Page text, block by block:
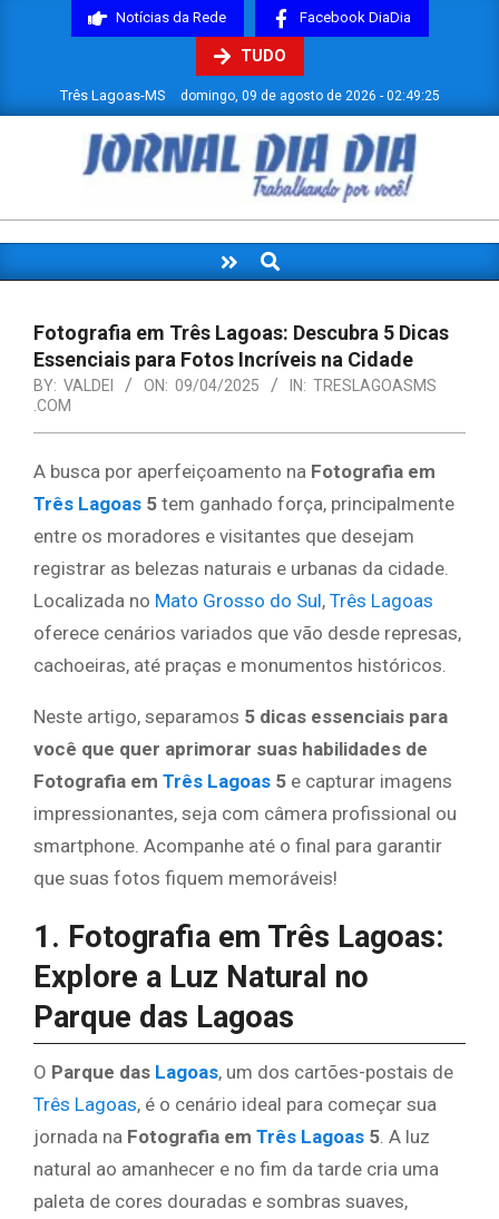
Notícias da Rede Facebook DiaDia
TUDO
Três Lagoas-MS domingo, 09 de agosto de 2026 - 02:49:25
JORNAL
DIADIA
Navigation
Search
Fotografia em Três Lagoas: Descubra 5 Dicas
Essenciais para Fotos Incríveis na Cidade
BY: VALDEI ON: 09/04/2025 IN: TRESLAGOASMS
.COM
A busca por aperfeiçoamento na Fotografia em
Três Lagoas 5 tem ganhado força, principalmente
entre os moradores e visitantes que desejam
registrar as belezas naturais e urbanas da cidade.
Localizada no Mato Grosso do Sul, Três Lagoas
oferece cenários variados que vão desde represas,
cachoeiras, até praças e monumentos históricos.
Neste artigo, separamos 5 dicas essenciais para
você que quer aprimorar suas habilidades de
Fotografia em Três Lagoas 5 e capturar imagens
impressionantes, seja com câmera profissional ou
smartphone. Acompanhe até o final para garantir
que suas fotos fiquem memoráveis!
1. Fotografia em Três Lagoas:
Explore a Luz Natural no
Parque das Lagoas
O Parque das Lagoas, um dos cartões-postais de
Três Lagoas, é o cenário ideal para começar sua
jornada na Fotografia em Três Lagoas 5. A luz
natural ao amanhecer e no fim da tarde cria uma
paleta de cores douradas e sombras suaves,